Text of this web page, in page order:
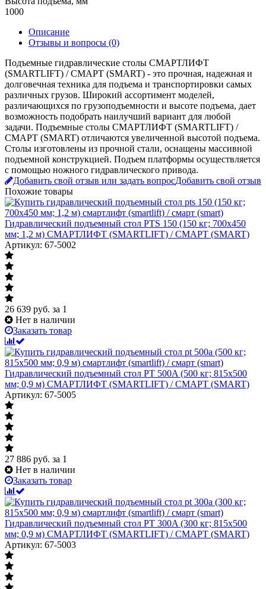
1000
Описание
Отзывы и вопросы (0)
Подъемные гидравлические столы СМАРТЛИФТ
(SMARTLIFT) / СМАРТ (SMART) - это прочная, надежная и
долговечная техника для подъема и транспортировки самых
различных грузов. Широкий ассортимент моделей,
различающихся по грузоподъемности и высоте подъема, дает
возможность подобрать наилучший вариант для любой
задачи. Подъемные столы СМАРТЛИФТ (SMARTLIFT) /
СМАРТ (SMART) отличаются увеличенной высотой подъема.
Столы изготовлены из прочной стали, оснащены массивной
подъемной конструкцией. Подъем платформы осуществляется
с помощью ножного гидравлического привода.
Добавить свой отзыв или задать вопросДобавить свой отзыв
Похожие товары
Гидравлический подъемный стол PTS 150 (150 кг; 700х450
мм; 1,2 м) СМАРТЛИФТ (SMARTLIFT) / СМАРТ (SMART)
Артикул: 67-5002
26 639 руб. за 1
Нет в наличии
Заказать товар
Гидравлический подъемный стол PT 500A (500 кг; 815х500
мм; 0,9 м) СМАРТЛИФТ (SMARTLIFT) / СМАРТ (SMART)
Артикул: 67-5005
27 886 руб. за 1
Нет в наличии
Заказать товар
Гидравлический подъемный стол PT 300A (300 кг; 815х500
мм; 0,9 м) СМАРТЛИФТ (SMARTLIFT) / СМАРТ (SMART)
Артикул: 67-5003